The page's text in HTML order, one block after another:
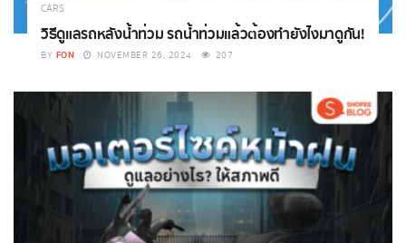
CARS
วิธีดูแลรถหลังน้ำท่วม รถน้ำท่วมแล้วต้องทำยังไงมาดูกัน!
BY FON NOVEMBER 26, 2024 207